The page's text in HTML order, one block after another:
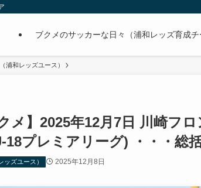
ブクメのサッカーな日々（浦和レッズ育成
浦和レッズユース）
メ】2025年12月7日 川崎フ
18プレミアリーグ) ・・・総
ズユース） 2025年12月8日